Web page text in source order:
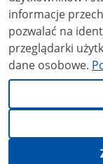
informacje
pozwalać na
przeglądarki
dane osobowe.